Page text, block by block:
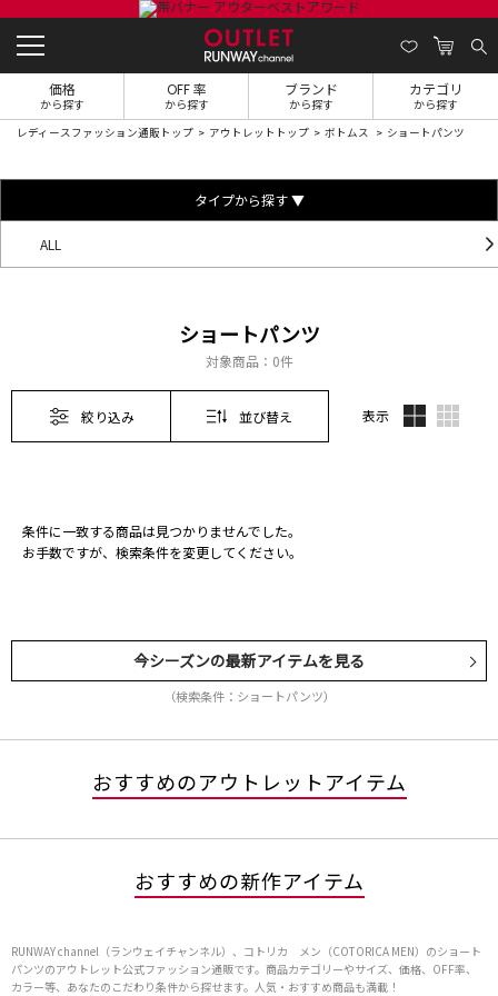
価格
から探す
OFF 率
から探す
ブランド
から探す
カテゴリ
から探す
レディースファッション通販トップ アウトレットトップ ボトムス ショートパンツ
タイプから探す ▼
ALL
ショートパンツ
対象商品： 0件
絞り込み 並び替え 表示
条件に一致する商品は見つかりませんでした。
お手数ですが、検索条件を変更してください。
今シーズンの最新アイテムを見る
（検索条件：ショートパンツ）
おすすめのアウトレットアイテム
おすすめの新作アイテム
RUNWAY channel（ランウェイチャンネル）、コトリカ メン（COTORICA MEN）のショート
パンツのアウトレット公式ファッション通販です。商品カテゴリーやサイズ、価格、OFF率、
カラー等、あなたのこだわり条件から探せます。人気・おすすめ商品も満載！